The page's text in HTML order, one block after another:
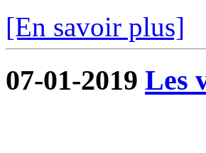
[En savoir plus]
07-01-2019 Les